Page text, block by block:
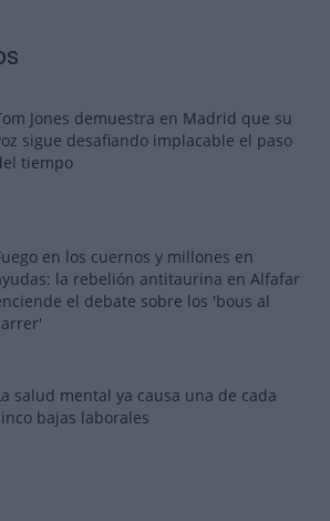
Jones demuestra en Madrid que su
sigue desafiando implacable el paso
tiempo
en los cuernos y millones en
la rebelión antitaurina en Alfafar
el debate sobre los 'bous al
salud mental ya causa una de cada
bajas laborales